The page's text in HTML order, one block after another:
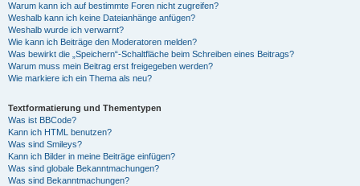
Warum kann ich auf bestimmte Foren nicht zugreifen?
Weshalb kann ich keine Dateianhänge anfügen?
Weshalb wurde ich verwarnt?
Wie kann ich Beiträge den Moderatoren melden?
Was bewirkt die „Speichern“-Schaltfläche beim Schreiben eines Beitrags?
Warum muss mein Beitrag erst freigegeben werden?
Wie markiere ich ein Thema als neu?
Textformatierung und Thementypen
Was ist BBCode?
Kann ich HTML benutzen?
Was sind Smileys?
Kann ich Bilder in meine Beiträge einfügen?
Was sind globale Bekanntmachungen?
Was sind Bekanntmachungen?